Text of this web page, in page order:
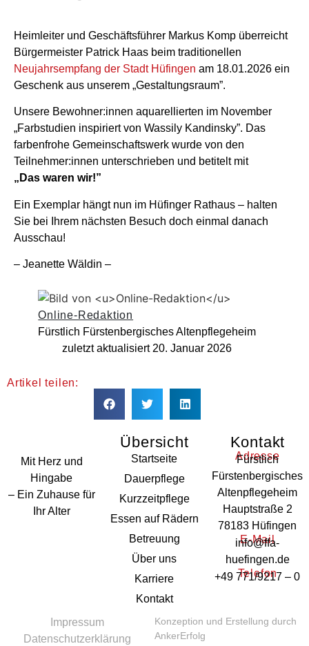
Heimleiter und Geschäftsführer Markus Komp überreicht
Bürgermeister Patrick Haas beim traditionellen
Neujahrsempfang der Stadt Hüfingen am 18.01.2026 ein
Geschenk aus unserem „Gestaltungsraum”.
Unsere Bewohner:innen aquarellierten im November
„Farbstudien inspiriert von Wassily Kandinsky”. Das
farbenfrohe Gemeinschaftswerk wurde von den
Teilnehmer:innen unterschrieben und betitelt mit
„Das waren wir!”
Ein Exemplar hängt nun im Hüfinger Rathaus – halten
Sie bei Ihrem nächsten Besuch doch einmal danach
Ausschau!
– Jeanette Wäldin –
Online-Redaktion
Fürstlich Fürstenbergisches Altenpflegeheim
zuletzt aktualisiert 20. Januar 2026
Artikel teilen:
Mit Herz und
Hingabe
– Ein Zuhause für
Ihr Alter
Übersicht
Startseite
Dauerpflege
Kurzzeitpflege
Essen auf Rädern
Betreuung
Über uns
Karriere
Kontakt
Kontakt
Adresse
Fürstlich
Fürstenbergisches
Altenpflegeheim
Hauptstraße 2
78183 Hüfingen
E-Mail
info@ffa-
huefingen.de
Telefon
+49 771/9217 – 0
Impressum
Datenschutzerklärung
Konzeption und Erstellung durch
AnkerErfolg